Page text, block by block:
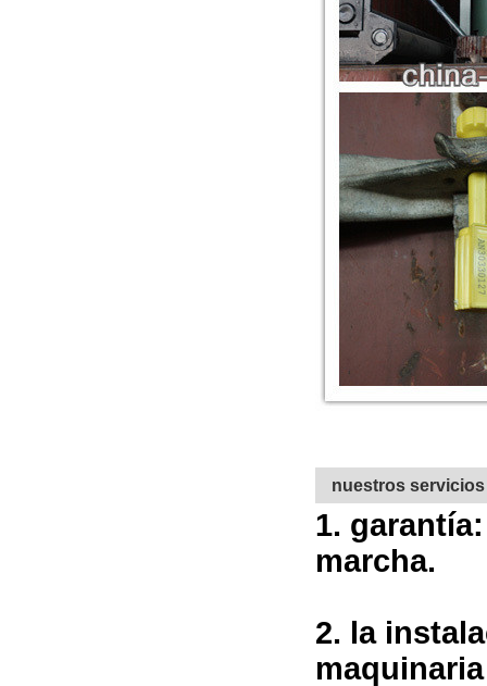
nuestros servicios
1.
marcha.
2. la